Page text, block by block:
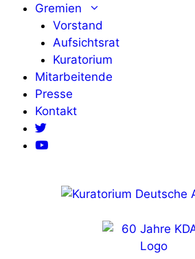
Zum
springen
Gremien
Vorstand
Aufsichtsrat
Kuratorium
Mitarbeitende
Presse
Kontakt